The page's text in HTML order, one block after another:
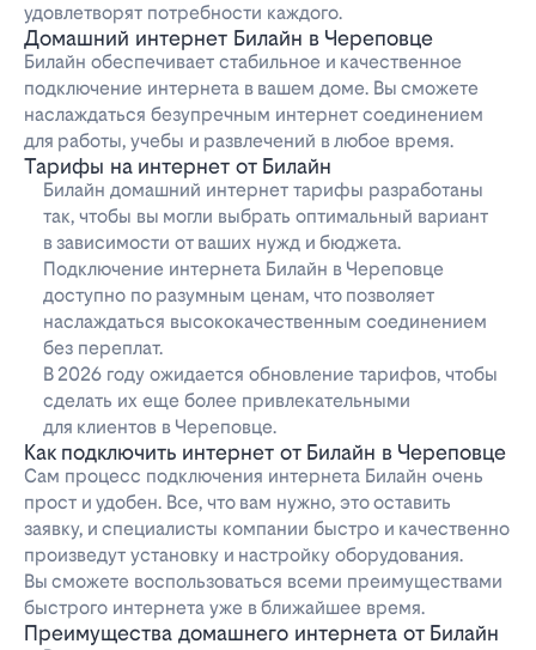
удовлетворят потребности каждого.
Домашний интернет Билайн в Череповце
Билайн обеспечивает стабильное и качественное
подключение интернета в вашем доме. Вы сможете
наслаждаться безупречным интернет соединением
для работы, учебы и развлечений в любое время.
Тарифы на интернет от Билайн
Билайн домашний интернет тарифы разработаны
так, чтобы вы могли выбрать оптимальный вариант
в зависимости от ваших нужд и бюджета.
Подключение интернета Билайн в Череповце
доступно по разумным ценам, что позволяет
наслаждаться высококачественным соединением
без переплат.
В 2026 году ожидается обновление тарифов, чтобы
сделать их еще более привлекательными
для клиентов в Череповце.
Как подключить интернет от Билайн в Череповце
Сам процесс подключения интернета Билайн очень
прост и удобен. Все, что вам нужно, это оставить
заявку, и специалисты компании быстро и качественно
произведут установку и настройку оборудования.
Вы сможете воспользоваться всеми преимуществами
быстрого интернета уже в ближайшее время.
Преимущества домашнего интернета от Билайн